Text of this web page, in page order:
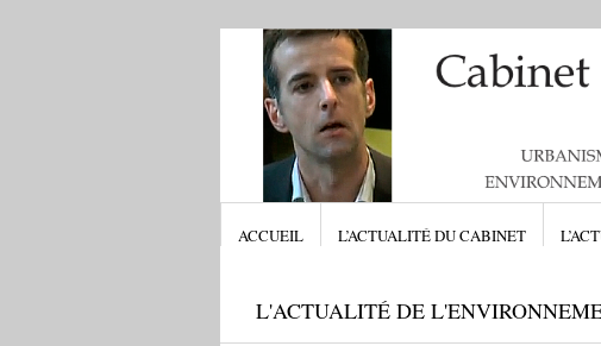
ACCUEIL L’ACTUALITÉ DU CABINET
L'ACTUALITÉ DE